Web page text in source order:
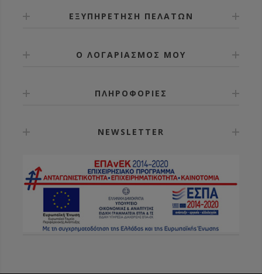
ΕΞΥΠΗΡΕΤΗΣΗ ΠΕΛΑΤΩΝ
Ο ΛΟΓΑΡΙΑΣΜΟΣ ΜΟΥ
ΠΛΗΡΟΦΟΡΙΕΣ
NEWSLETTER